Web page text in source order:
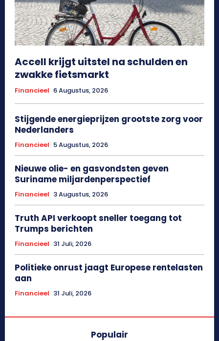
Accell krijgt uitstel na schulden en
zwakke fietsmarkt
Financieel 6 Augustus, 2026
Stijgende energieprijzen grootste zorg voor
Nederlanders
Financieel 5 Augustus, 2026
Nieuwe olie- en gasvondsten geven
Suriname miljardenperspectief
Financieel 3 Augustus, 2026
Truth API verkoopt sneller toegang tot
Trumps berichten
Financieel 31 Juli, 2026
Politieke onrust jaagt Europese rentelasten
aan
Financieel 31 Juli, 2026
Populair